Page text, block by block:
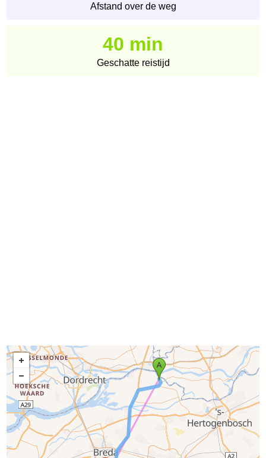
Afstand over de weg
40 min
Geschatte reistijd